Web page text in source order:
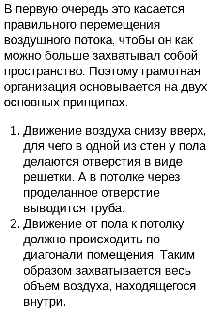
В первую очередь это касается
правильного перемещения
воздушного потока, чтобы он как
можно больше захватывал собой
пространство. Поэтому грамотная
организация основывается на двух
основных принципах.
Движение воздуха снизу вверх,
для чего в одной из стен у пола
делаются отверстия в виде
решетки. А в потолке через
проделанное отверстие
выводится труба.
Движение от пола к потолку
должно происходить по
диагонали помещения. Таким
образом захватывается весь
объем воздуха, находящегося
внутри.